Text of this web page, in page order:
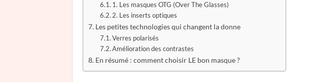
1. Les masques OTG (Over The Glasses)
2. Les inserts optiques
Les petites technologies qui changent la donne
Verres polarisés
Amélioration des contrastes
En résumé : comment choisir LE bon masque ?